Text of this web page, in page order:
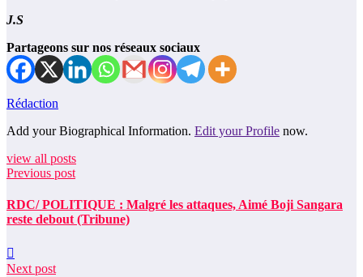
J.S
Partageons sur nos réseaux sociaux
Rédaction
Add your Biographical Information. Edit your Profile now.
view all posts
Previous post
RDC/ POLITIQUE : Malgré les attaques, Aimé Boji Sangara
reste debout (Tribune)
Next post